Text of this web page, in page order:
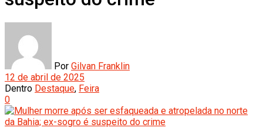
Por Gilvan Franklin
12 de abril de 2025
Dentro Destaque, Feira
0